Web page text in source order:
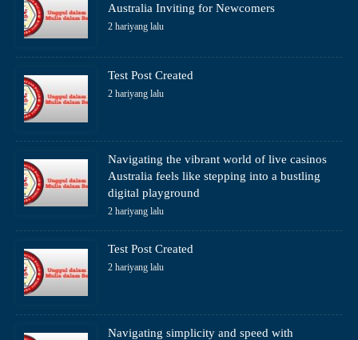
Australia Inviting for Newcomers
2 hariyang lalu
Test Post Created
2 hariyang lalu
Navigating the vibrant world of live casinos
Australia feels like stepping into a bustling
digital playground
2 hariyang lalu
Test Post Created
2 hariyang lalu
Navigating simplicity and speed with